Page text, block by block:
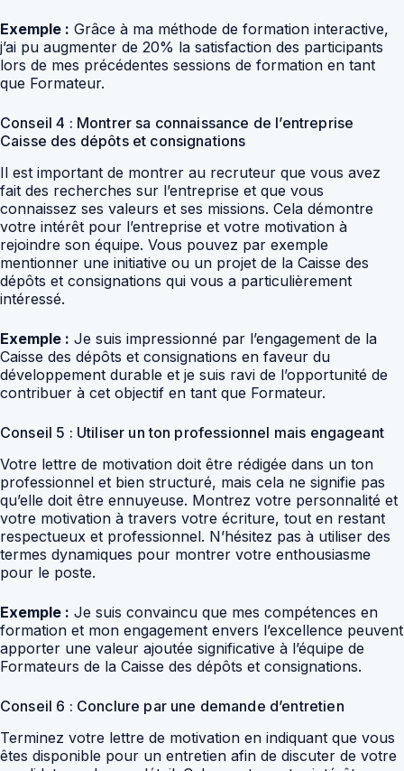
Exemple : Grâce à ma méthode de formation interactive,
j’ai pu augmenter de 20% la satisfaction des participants
lors de mes précédentes sessions de formation en tant
que Formateur.
Conseil 4 : Montrer sa connaissance de l’entreprise
Caisse des dépôts et consignations
Il est important de montrer au recruteur que vous avez
fait des recherches sur l’entreprise et que vous
connaissez ses valeurs et ses missions. Cela démontre
votre intérêt pour l’entreprise et votre motivation à
rejoindre son équipe. Vous pouvez par exemple
mentionner une initiative ou un projet de la Caisse des
dépôts et consignations qui vous a particulièrement
intéressé.
Exemple : Je suis impressionné par l’engagement de la
Caisse des dépôts et consignations en faveur du
développement durable et je suis ravi de l’opportunité de
contribuer à cet objectif en tant que Formateur.
Conseil 5 : Utiliser un ton professionnel mais engageant
Votre lettre de motivation doit être rédigée dans un ton
professionnel et bien structuré, mais cela ne signifie pas
qu’elle doit être ennuyeuse. Montrez votre personnalité et
votre motivation à travers votre écriture, tout en restant
respectueux et professionnel. N’hésitez pas à utiliser des
termes dynamiques pour montrer votre enthousiasme
pour le poste.
Exemple : Je suis convaincu que mes compétences en
formation et mon engagement envers l’excellence peuvent
apporter une valeur ajoutée significative à l’équipe de
Formateurs de la Caisse des dépôts et consignations.
Conseil 6 : Conclure par une demande d’entretien
Terminez votre lettre de motivation en indiquant que vous
êtes disponible pour un entretien afin de discuter de votre